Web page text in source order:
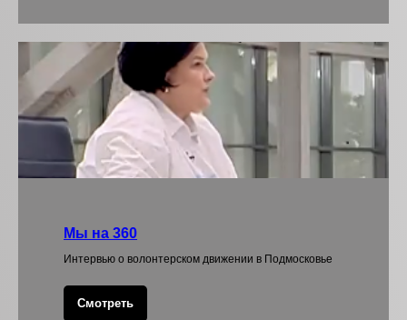
Мы на 360
Интервью о волонтерском движении в Подмосковье
Смотреть